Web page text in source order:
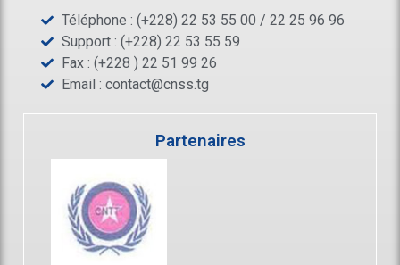
Téléphone : (+228) 22 53 55 00 / 22 25 96 96
Support : (+228) 22 53 55 59
Fax : (+228 ) 22 51 99 26
Email : contact@cnss.tg
Partenaires